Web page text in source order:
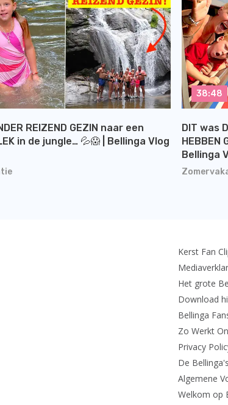
REIZEND GEZIN naar een
in de jungle… 💦😱 | Bellinga Vlog
DIT was
HEBBEN
Bellinga
38:48
Kerst Fan
Het grote
Download
Bellinga
Zo Werkt
Privacy
De
Algemene
Welkom op